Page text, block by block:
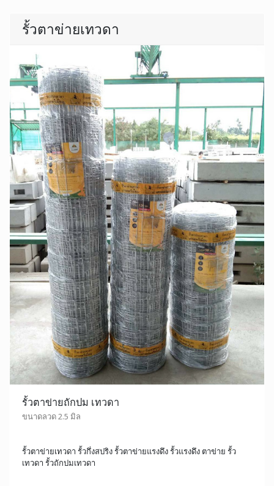
รั้วตาข่ายเทวดา
รั้วตาข่ายถักปม เทวดา
ขนาดลวด 2.5 มิล
รั้วตาข่ายเทวดา รั้วกึ่งสปริง รั้วตาข่ายแรงดึง รั้วแรงดึง ตาข่าย รั้ว
เทวดา รั้วถักปมเทวดา